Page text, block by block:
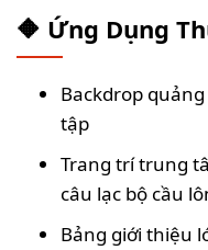
🔶 Ứng Dụng
Backdrop
tập
Trang trí trung
câu lạc bộ cầu
Bảng giới thiệu